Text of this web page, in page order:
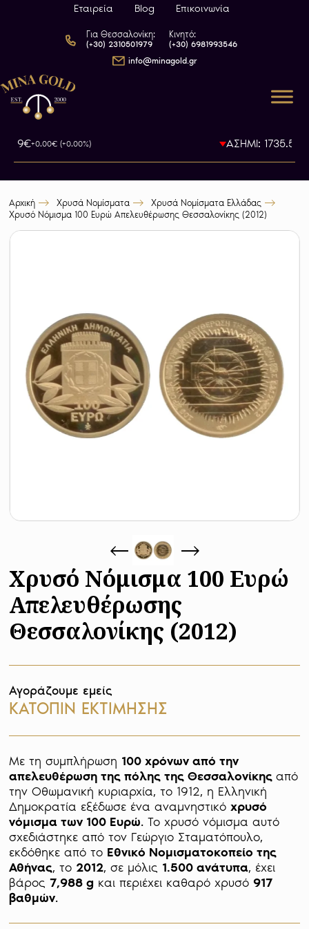
Εταιρεία Blog Επικοινωνία
Για Θεσσαλονίκη:
(+30) 2310501979
Κινητό:
(+30) 6981993546
info@minagold.gr
+0.00€ (+0.00%) ΑΣΗΜΙ: 1735.5€
Αρχική Χρυσά Νομίσματα
Χρυσά Νομίσματα Ελλάδας
Χρυσό Νόμισμα 100 Ευρώ Απελευθέρωσης Θεσσαλονίκης (2012)
Χρυσό Νόμισμα 100 Ευρώ
Απελευθέρωσης
Θεσσαλονίκης (2012)
Αγοράζουμε εμείς
ΚΑΤΟΠΙΝ ΕΚΤΙΜΗΣΗΣ
Με τη συμπλήρωση 100 χρόνων από την
απελευθέρωση της πόλης της Θεσσαλονίκης από
την Οθωμανική κυριαρχία, το 1912, η Ελληνική
Δημοκρατία εξέδωσε ένα αναμνηστικό χρυσό
νόμισμα των 100 Ευρώ. Το χρυσό νόμισμα αυτό
σχεδιάστηκε από τον Γεώργιο Σταματόπουλο,
εκδόθηκε από το Εθνικό Νομισματοκοπείο της
Αθήνας, το 2012, σε μόλις 1.500 ανάτυπα, έχει
βάρος 7,988 g και περιέχει καθαρό χρυσό 917
βαθμών.